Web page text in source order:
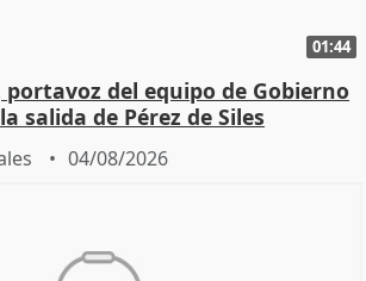
01:44
portavoz del equipo de Gobierno
salida de Pérez de Siles
04/08/2026